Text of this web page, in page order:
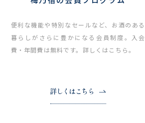
便利な機能や特別なセールなど、お酒のある
暮らしがさらに豊かになる会員制度。入会
費・年間費は無料です。詳しくはこちら。
詳しくはこちら